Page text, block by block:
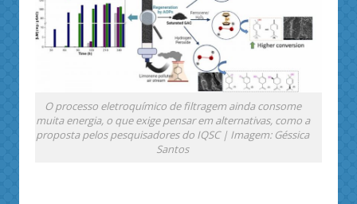
O processo eletroquímico de filtragem ainda consome
muita energia, o que exige pensar em alternativas, como a
proposta pelos pesquisadores do IQSC | Imagem: Géssica
Santos